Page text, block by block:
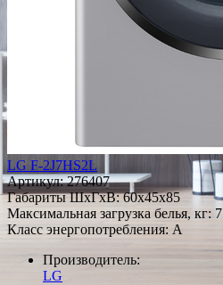
LG F-2J7HS2L
Артикул:276407
Габариты ШxГxВ: 60x45x85
Максимальная загрузка белья, кг: 7
Класс энергопотребления: A
Производитель:
LG